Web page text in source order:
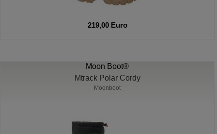
219,00 Euro
Moon Boot®
Mtrack Polar Cordy
Moonboot